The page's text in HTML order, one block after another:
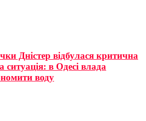
Дністер відбулася критична
ситуація: в Одесі влада
воду